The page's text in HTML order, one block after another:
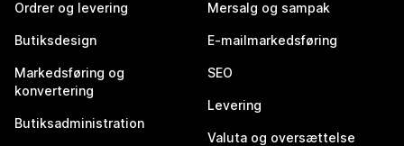
Ordrer og levering
Butiksdesign
Markedsføring og
konvertering
Butiksadministration
Mersalg og sampak
E-mailmarkedsføring
SEO
Levering
Valuta og oversættelse